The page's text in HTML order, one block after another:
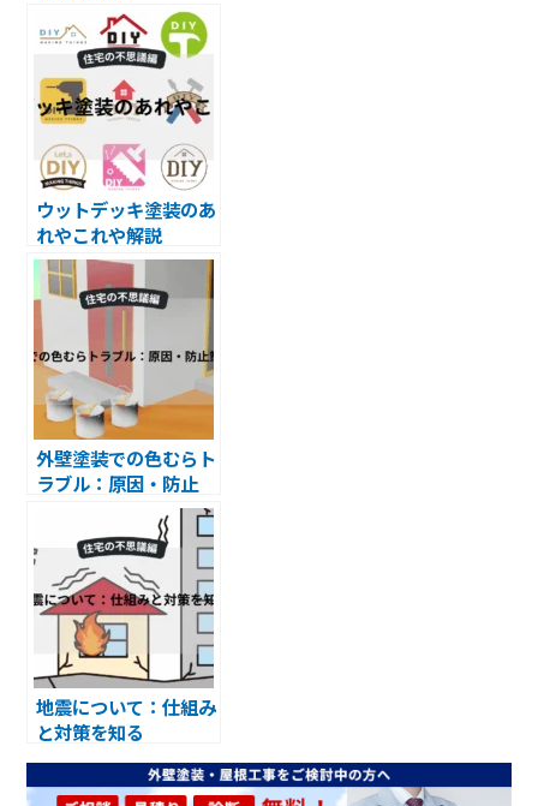
ウットデッキ塗装のあ
れやこれや解説
外壁塗装での色むらト
ラブル：原因・防止
地震について：仕組み
と対策を知る